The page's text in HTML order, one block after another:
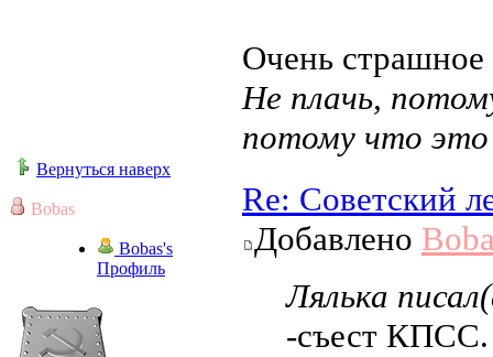
Очень страшное
Не плачь,
потому что
Вернуться наверх
Bobas
Bobas's
Профиль
Re: Советский
Добавлено
Лялька
-съест КПСС.